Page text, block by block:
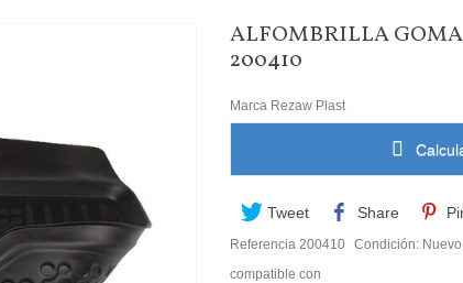
ALFOMBRILLA GOMA
200410
Marca Rezaw Plast
Tweet Share
Referencia 200410 Condición:
compatible con